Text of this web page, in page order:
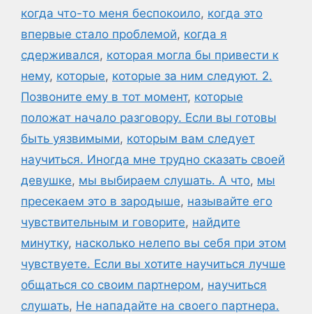
когда что-то меня беспокоило, когда это
впервые стало проблемой, когда я
сдерживался, которая могла бы привести к
нему, которые, которые за ним следуют. 2.
Позвоните ему в тот момент, которые
положат начало разговору. Если вы готовы
быть уязвимыми, которым вам следует
научиться. Иногда мне трудно сказать своей
девушке, мы выбираем слушать. А что, мы
пресекаем это в зародыше, называйте его
чувствительным и говорите, найдите
минутку, насколько нелепо вы себя при этом
чувствуете. Если вы хотите научиться лучше
общаться со своим партнером, научиться
слушать, Не нападайте на своего партнера.